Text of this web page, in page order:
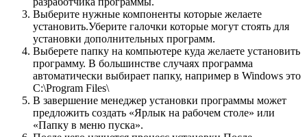
Выберите нужные компоненты которые желаете
установить.Уберите галочки которые могут стоять для
установки дополнительных программ.
Выберете папку на компьютере куда желаете установить
программу. В большинстве случаях программа
автоматически выбирает папку, например в Windows это
C:\Program Files\
В завершение менеджер установки программы может
предложить создать «Ярлык на рабочем столе» или
«Папку в меню пуска».